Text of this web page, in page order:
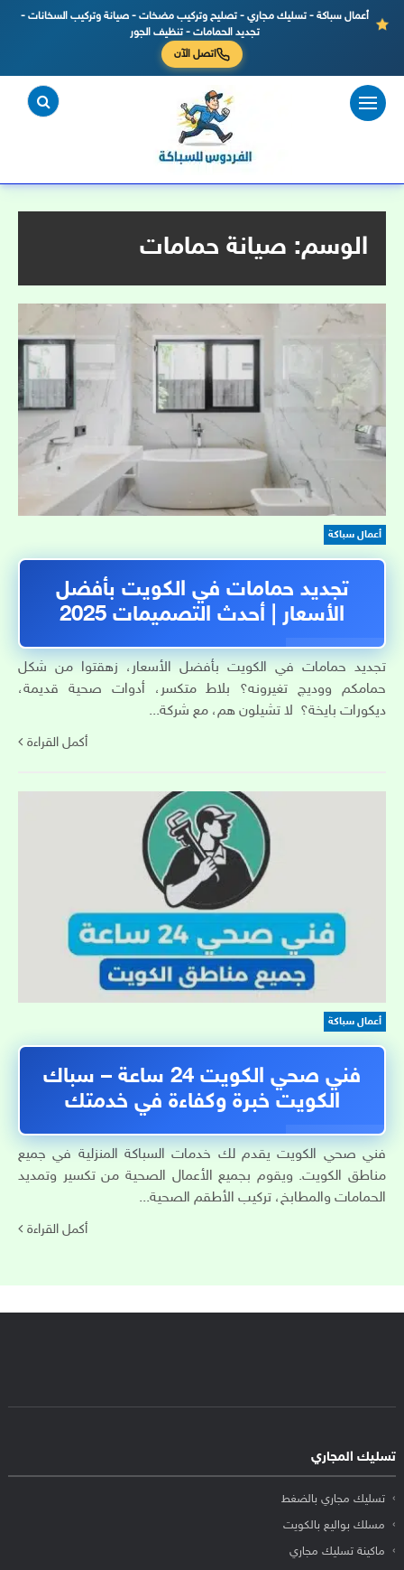
أعمال سباكة - تسليك مجاري - تصليح وتركيب مضخات - صيانة وتركيب السخانات -
تجديد الحمامات - تنظيف الجور
اتصل الآن
التجاوز
المحتوى
الوسم: صيانة حمامات
أعمال سباكة
تجديد حمامات في الكويت بأفضل
الأسعار | أحدث التصميمات 2025
تجديد حمامات في الكويت بأفضل الأسعار، زهقتوا من شكل
حمامكم ووديچ تغيرونه؟ بلاط متكسر، أدوات صحية قديمة،
ديكورات بايخة؟ لا تشيلون هم، مع شركة...
أكمل القراءة
أعمال سباكة
فني صحي الكويت 24 ساعة – سباك
الكويت خبرة وكفاءة في خدمتك
فني صحي الكويت يقدم لك خدمات السباكة المنزلية في جميع
مناطق الكويت. ويقوم بجميع الأعمال الصحية من تكسير وتمديد
الحمامات والمطابخ، تركيب الأطقم الصحية...
أكمل القراءة
تسليك المجاري
تسليك مجاري بالضغط
مسلك بواليع بالكويت
ماكينة تسليك مجاري